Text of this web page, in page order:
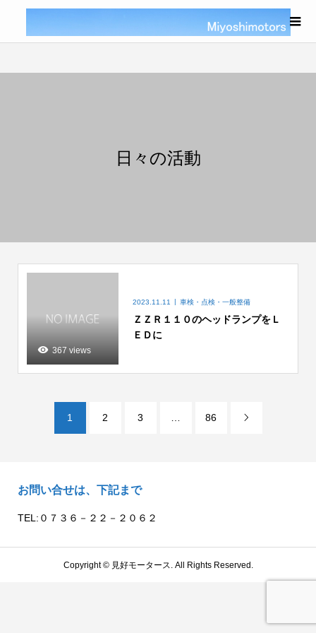
日々の活動
367 views
2023.11.11 車検・点検・一般整備
ＺＺＲ１１０のヘッドランプをＬ
ＥＤに
1 2 3 86 
お問い合せは、下記まで
TEL:０７３６－２２－２０６２
Copyright ©見好モータース. All Rights Reserved.